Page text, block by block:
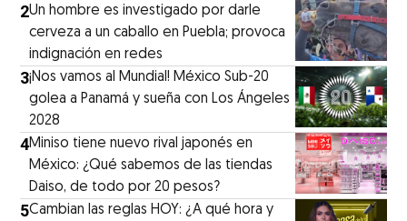
2Un hombre es investigado por darle
cerveza a un caballo en Puebla; provoca
indignación en redes
3¡Nos vamos al Mundial! México Sub-20
golea a Panamá y sueña con Los Ángeles
2028
4Miniso tiene nuevo rival japonés en
México: ¿Qué sabemos de las tiendas
Daiso, de todo por 20 pesos?
5Cambian las reglas HOY: ¿A qué hora y